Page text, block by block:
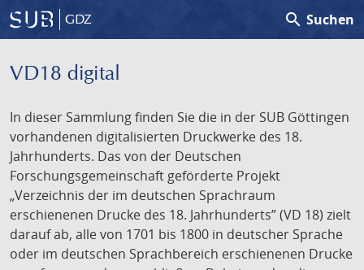
GDZ search Suchen
VD18 digital
In dieser Sammlung finden Sie die in der SUB Göttingen
vorhandenen digitalisierten Druckwerke des 18.
Jahrhunderts. Das von der Deutschen
Forschungsgemeinschaft geförderte Projekt
„Verzeichnis der im deutschen Sprachraum
erschienenen Drucke des 18. Jahrhunderts” (VD 18) zielt
darauf ab, alle von 1701 bis 1800 in deutscher Sprache
oder im deutschen Sprachbereich erschienenen Drucke